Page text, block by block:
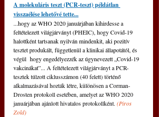
A molekuláris teszt (PCR-teszt) példátlan
visszaélése lehetővé tette...
...hogy az WHO 2020 januárjában kihirdesse a
feltételezett világjárványt (PHEIC), hogy Covid-19
halottként tartsanak nyilván mindenkit, aki pozitív
tesztet produkált, függetlenül a klinikai állapotától, és
végül  hogy engedélyezzék az úgynevezett „Covid-19
vakcinákat”... A feltételezett világjárványt a PCR-
tesztek túlzott ciklusszámon (40 felett) történő
alkalmazásával hozták létre, különösen a Corman-
Drosten protokoll esetében, amelyet az WHO 2020
januárjában ajánlott hivatalos protokollként. (Piros
Zold)